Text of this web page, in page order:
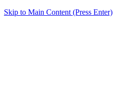
Skip to Main Content (Press Enter)